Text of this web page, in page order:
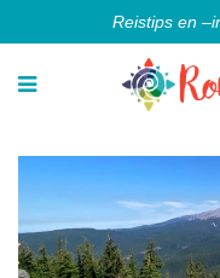
Reistips en